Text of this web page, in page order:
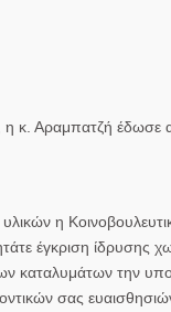
η κ. Αραμπατζή
η
έγκριση ίδρυσης
καταλυμάτων την
σας ευαισθησιών